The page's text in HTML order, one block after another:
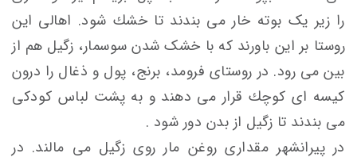
را زير یک بوته خار می بندند تا خشك شود. اهالی این
روستا بر اين باورند كه با خشک شدن سوسمار، زگيل هم از
بين می رود. در روستای فرومد، برنج، پول و ذغال را درون
كيسه ای كوچك قرار می دهند و به پشت لباس کودکی
می بندند تا زگيل از بدن دور شود .
در پيرانشهر مقداری روغن مار روی زگيل می مالند. در